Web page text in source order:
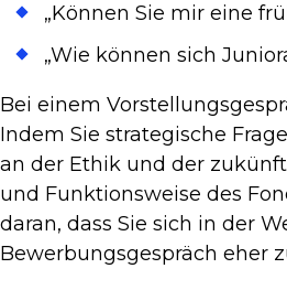
„Können Sie mir eine
„Wie können sich
Bei einem
Indem Sie strategische
an der Ethik und der
und Funktionsweise des
daran, dass Sie sich in der
Bewerbungsgespräch eher